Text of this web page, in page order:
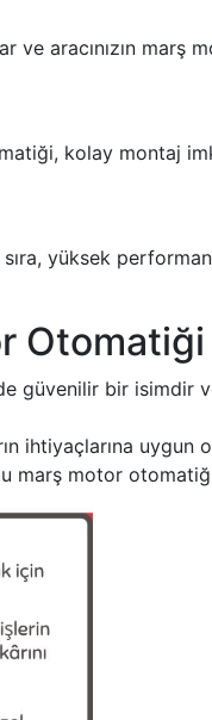
aracınızın marş
kolay montaj
yüksek
güvenilir bir isimdir
ihtiyaçlarına uygun
marş motor